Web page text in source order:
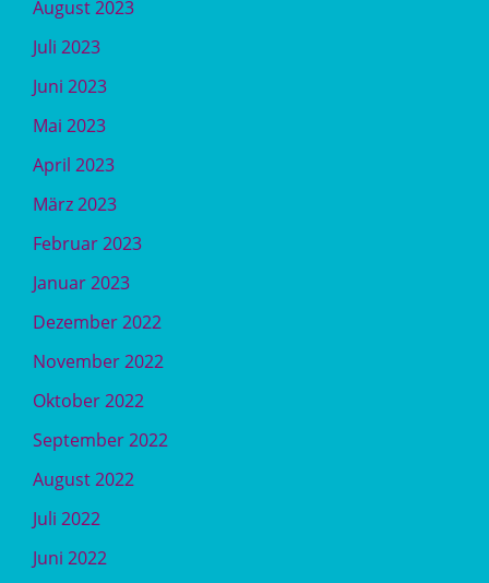
August 2023
Juli 2023
Juni 2023
Mai 2023
April 2023
März 2023
Februar 2023
Januar 2023
Dezember 2022
November 2022
Oktober 2022
September 2022
August 2022
Juli 2022
Juni 2022